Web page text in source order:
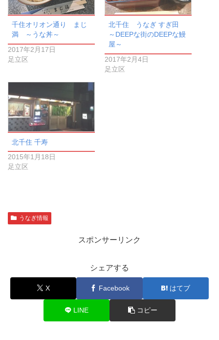
千住オリオン通り まじ
満 ～うな丼～
2017年2月17日
足立区
北千住 うなぎ すぎ田
～DEEPな街のDEEPな鰻
屋～
2017年2月4日
足立区
北千住 千寿
2015年1月18日
足立区
うなぎ情報
スポンサーリンク
シェアする
X Facebook はてブ
LINE コピー